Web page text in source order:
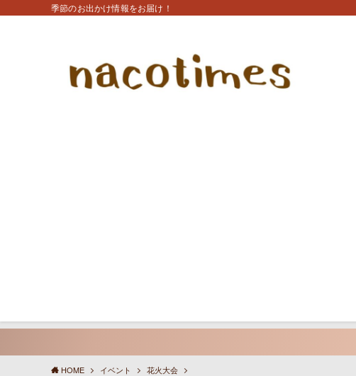
季節のお出かけ情報をお届け！
HOME イベント 花火大会